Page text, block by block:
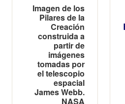
Imagen de los
Pilares de la
Creación
construida a
partir de
imágenes
tomadas por
el telescopio
espacial
James Webb.
NASA